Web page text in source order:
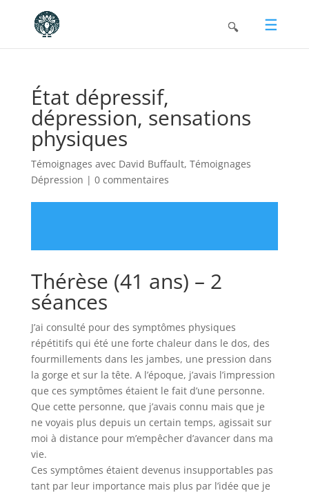
État dépressif,
dépression, sensations
physiques
Témoignages avec David Buffault, Témoignages
Dépression | 0 commentaires
Thérèse (41 ans) – 2
séances
J’ai consulté pour des symptômes physiques
répétitifs qui été une forte chaleur dans le dos, des
fourmillements dans les jambes, une pression dans
la gorge et sur la tête. A l’époque, j’avais l’impression
que ces symptômes étaient le fait d’une personne.
Que cette personne, que j’avais connu mais que je
ne voyais plus depuis un certain temps, agissait sur
moi à distance pour m’empêcher d’avancer dans ma
vie.
Ces symptômes étaient devenus insupportables pas
tant par leur importance mais plus par l’idée que je